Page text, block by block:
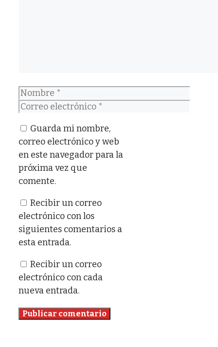
Nombre
Correo
Guarda mi nombre,
correo electrónico y web
en este navegador para la
próxima vez que
comente.
Recibir un correo
electrónico con los
siguientes comentarios a
esta entrada.
Recibir un correo
electrónico con cada
nueva entrada.